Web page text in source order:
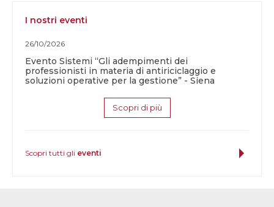
I nostri eventi
26/10/2026
Evento Sistemi “Gli adempimenti dei
professionisti in materia di antiriciclaggio e
soluzioni operative per la gestione” - Siena
Scopri di più
Scopri tutti gli eventi